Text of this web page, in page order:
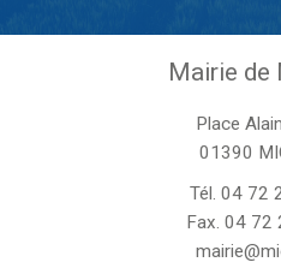
Mairie de
Place
01390
Tél. 04 72
Fax. 04 72